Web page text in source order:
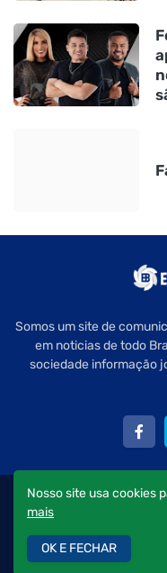
Somos um site de
em noticias de todo
sociedade informação
Copyright © 2022
Quem Somos
Nosso site usa cookies
mais
OK E FECHAR